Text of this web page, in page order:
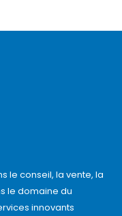
le conseil, la vente, la
le domaine du
innovants